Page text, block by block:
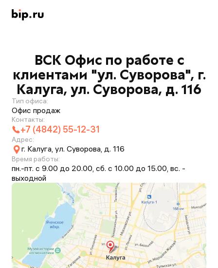
ВСК Офис по работе с
клиентами "ул. Суворова", г.
Калуга, ул. Суворова, д. 116
Тип офиса:
Офис продаж
Контакты:
+7 (4842) 55-12-31
Адрес:
г. Калуга, ул. Суворова, д. 116
Время работы:
пн.-пт. с 9.00 до 20.00, сб. с 10.00 до 15.00, вс. -
выходной